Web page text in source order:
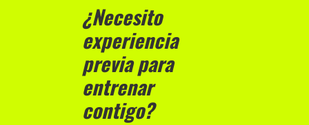
¿Necesito
experiencia
previa para
entrenar
contigo?